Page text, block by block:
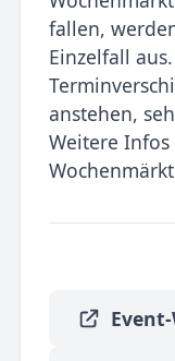
fallen,
Einzelfall
anstehen,
Weitere